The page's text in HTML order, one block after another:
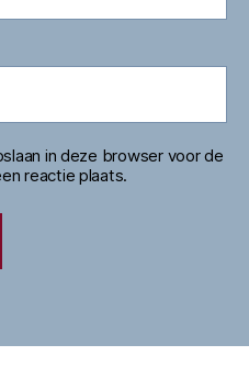
in deze browser voor de
reactie plaats.